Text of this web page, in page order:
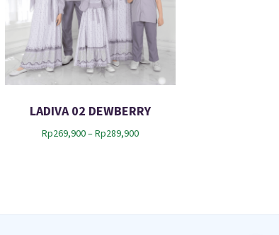
LADIVA 02 DEWBERRY
Rp269,900–Rp289,900P
a